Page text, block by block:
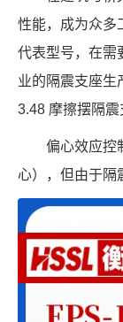
性能，成为众多
代表型号，在需
业的隔震支座生
3.48 摩擦摆隔震
偏心效应控
心），但由于隔